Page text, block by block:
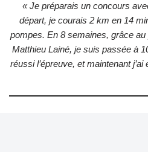
« Je préparais un concours
départ, je courais 2 km en 14
pompes. En 8 semaines, grâce
Matthieu Lainé, je suis passée à
réussi l’épreuve, et maintenant